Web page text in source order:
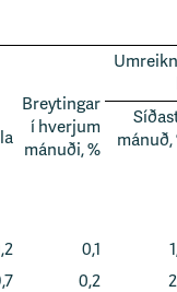
Breytingar
í hverjum
mánuði, %
mánuð,
0,1
0,2